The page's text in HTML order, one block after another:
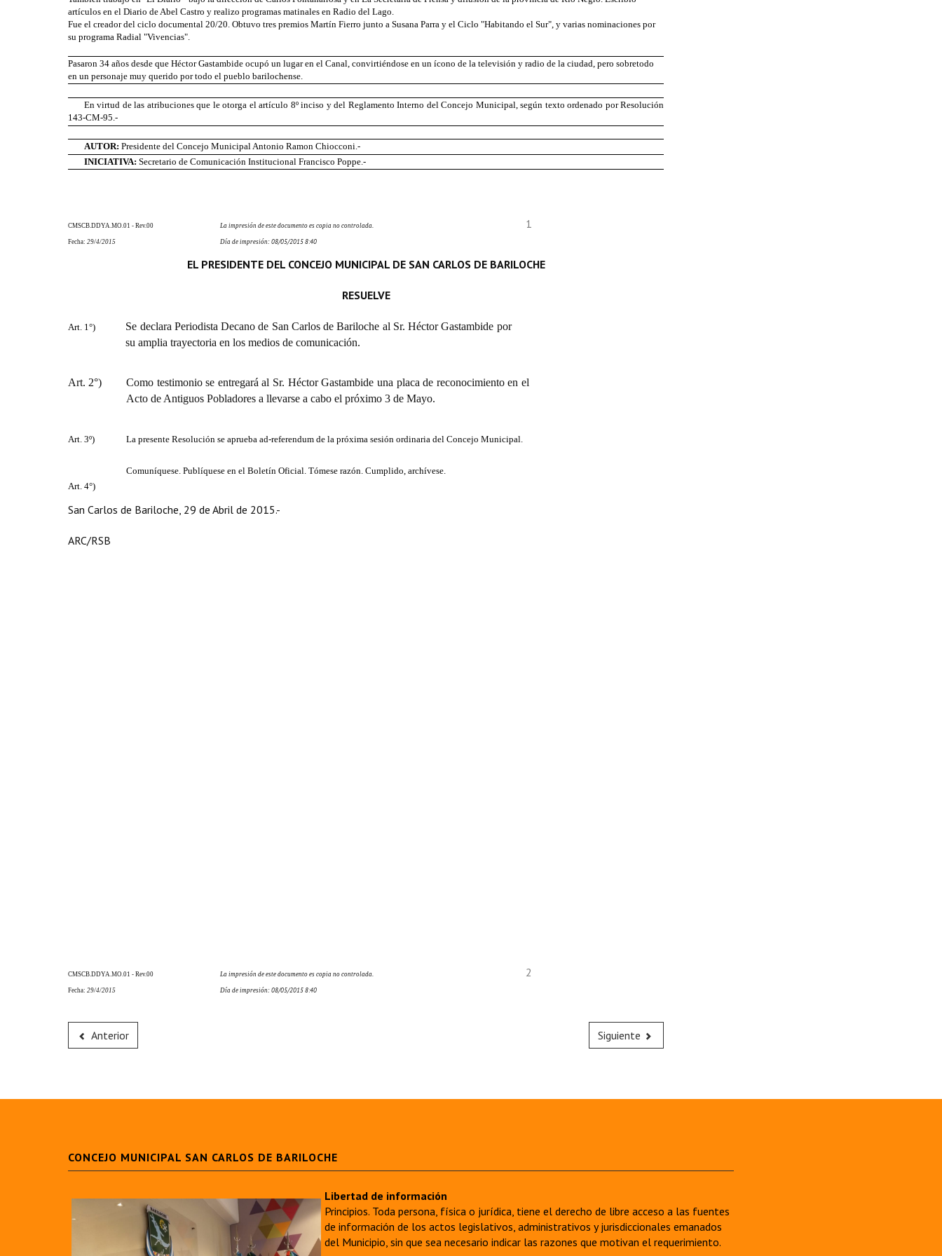
artículos en el Diario de Abel Castro y realizo programas matinales en Radio del Lago.
Fue el creador del ciclo documental 20/20. Obtuvo tres premios Martín Fierro junto a Susana Parra y el Ciclo "Habitando el Sur", y varias nominaciones por
su programa Radial "Vivencias".
Pasaron 34 años desde que Héctor Gastambide ocupó un lugar en el Canal, convirtiéndose en un ícono de la televisión y radio de la ciudad, pero sobretodo
en un personaje muy querido portodo el pueblo barilochense.
En virtud de las atribuciones que le otorga el artículo 8º inciso y del Reglamento Interno del Concejo Municipal, según texto ordenado por Resolución
143-CM-95 .-
AUTOR: Presidente del Concejo Municipal Antonio Ramon Chiocconi.-
INICIATIVA: Secretario de Comunicación Institucional Francisco Poppe.-
CMSCB.DDYA.MO.01 - Rev.00
Fecha: 29/4/2015
La impresión de este documento es copia no controlada.
Día de impresión: 08/05/2015 8:40
1
EL PRESIDENTE DEL CONCEJO MUNICIPAL DE SAN CARLOS DE BARILOCHE
RESUELVE
Art. 1°)
Se declara Periodista Decano de San Carlos de Bariloche al Sr. Héctor Gastambide por
su amplia trayectoria en los medios de comunicación.
Art. 2°)
Como testimonio se entregará al Sr. Héctor Gastambide una placa de reconocimiento en el
Acto de Antiguos Pobladores a llevarse a cabo el próximo 3 de Mayo.
Art. 3º)
Art. 4°)
La presente Resolución se aprueba ad-referendum de la próxima sesión ordinaria del Concejo Municipal.
Comuníquese. Publíquese en el Boletín Oficial. Tómese razón. Cumplido, archívese.
San Carlos de Bariloche, 29 de Abril de 2015.-
ARC/RSB
CMSCB.DDYA.MO.01 - Rev.00
Fecha: 29/4/2015
La impresión de este documento es copia no controlada.
Día de impresión: 08/05/2015 8:40
2
Anterior Siguiente
CONCEJO MUNICIPAL SAN CARLOS DE BARILOCHE
Libertad de información
Principios. Toda persona, física o jurídica, tiene el derecho de libre acceso a las fuentes
de información de los actos legislativos, administrativos y jurisdiccionales emanados
del Municipio, sin que sea necesario indicar las razones que motivan el requerimiento.